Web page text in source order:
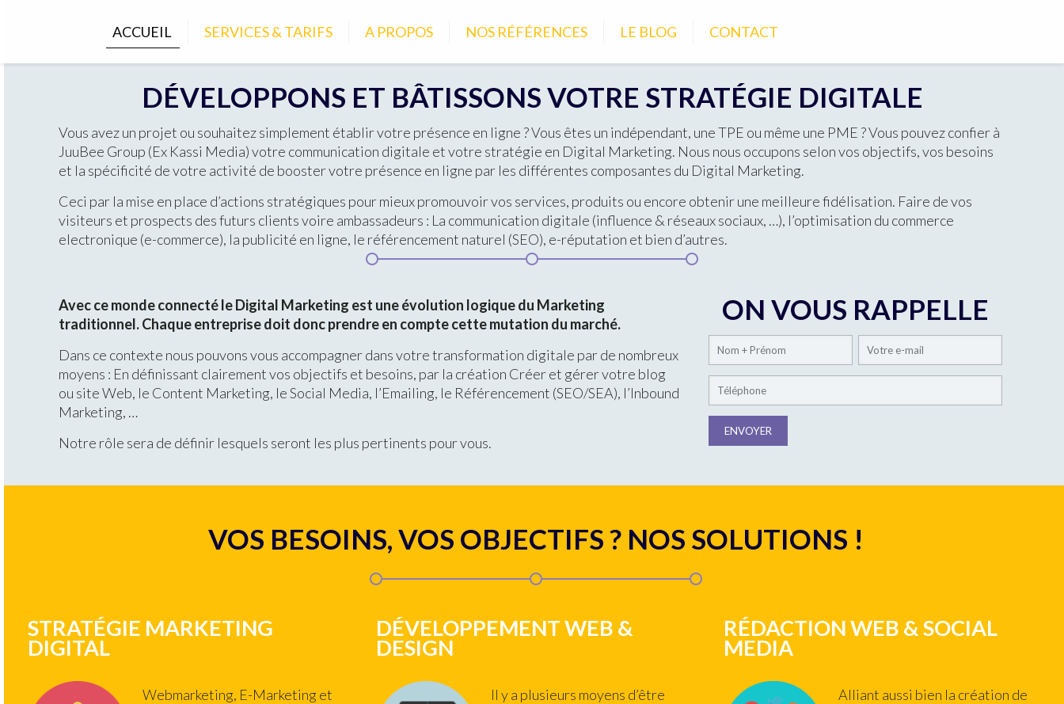
ACCUEIL SERVICES & TARIFS A PROPOS NOS RÉFÉRENCES LE BLOG CONTACT
DÉVELOPPONS ET BÂTISSONS VOTRE STRATÉGIE DIGITALE
Vous avez un projet ou souhaitez simplement établir votre présence en ligne ? Vous êtes un indépendant, une TPE ou même une PME ? Vous pouvez confier à
JuuBee Group (Ex Kassi Media) votre communication digitale et votre stratégie en Digital Marketing. Nous nous occupons selon vos objectifs, vos besoins
et la spécificité de votre activité de booster votre présence en ligne par les différentes composantes du Digital Marketing.
Ceci par la mise en place d’actions stratégiques pour mieux promouvoir vos services, produits ou encore obtenir une meilleure fidélisation. Faire de vos
visiteurs et prospects des futurs clients voire ambassadeurs : La communication digitale (influence & réseaux sociaux, …), l’optimisation du commerce
electronique (e-commerce), la publicité en ligne, le référencement naturel (SEO), e-réputation et bien d’autres.
Avec ce monde connecté le Digital Marketing est une évolution logique du Marketing
traditionnel. Chaque entreprise doit donc prendre en compte cette mutation du marché.
Dans ce contexte nous pouvons vous accompagner dans votre transformation digitale par de nombreux
moyens : En définissant clairement vos objectifs et besoins, par la création Créer et gérer votre blog
ou site Web, le Content Marketing, le Social Media, l’Emailing, le Référencement (SEO/SEA), l’Inbound
Marketing, …
Notre rôle sera de définir lesquels seront les plus pertinents pour vous.
ON VOUS RAPPELLE
VOS BESOINS, VOS OBJECTIFS ? NOS SOLUTIONS !
STRATÉGIE MARKETING
DIGITAL
Webmarketing, E-Marketing et
DÉVELOPPEMENT WEB &
DESIGN
Il y a plusieurs moyens d’être
RÉDACTION WEB & SOCIAL
MEDIA
Alliant aussi bien la création de